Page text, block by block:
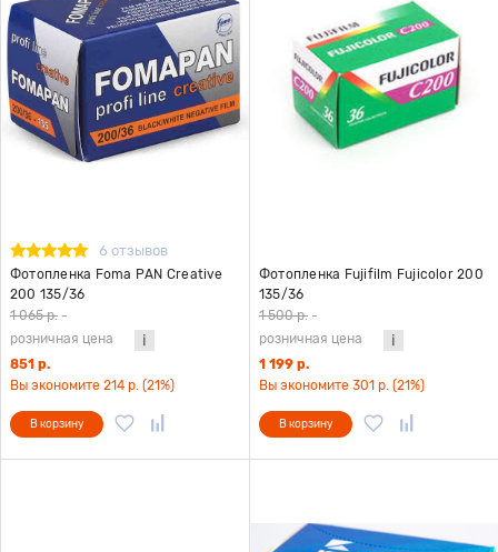
6 отзывов
Фотопленка Foma PAN Creative
200 135/36
1 065 р. -
розничная цена
851 р.
Вы экономите 214 р. (21%)
В корзину
Фотопленка Fujifilm Fujicolor 200
135/36
1 500 р. -
розничная цена
1 199 р.
Вы экономите 301 р. (21%)
В корзину